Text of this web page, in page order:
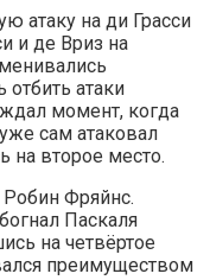
атаку на ди Грасси
и де Вриз на
отбить атаки
момент, когда
сам атаковал
на второе место.
Фряйнс.
Паскаля
на четвёртое
преимуществом